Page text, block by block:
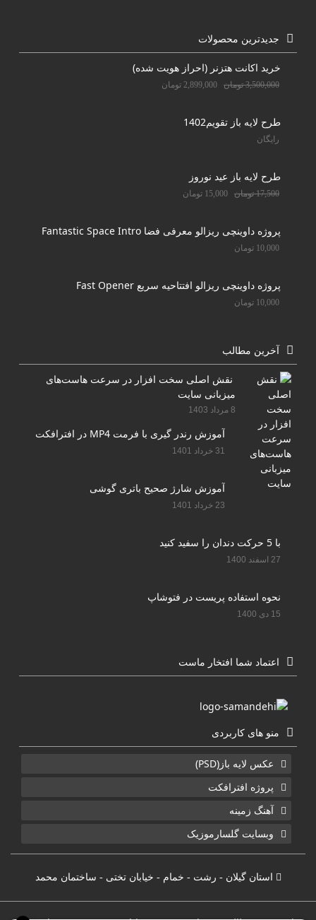
جدیدترین محصولات
خرید اکانت هتزنر (احراز هویت شده)
3,500,000 تومان 2,899,000 تومان
طرح لایه باز تقویم1402
رایگان
طرح لایه باز عید نوروز
17,500 تومان 15,000 تومان
پروژه داوینچی ریزالو معرفی فضا Fantastic Space Intro
10,000 تومان
پروژه داوینچی ریزالو افتتاحیه سریع Fast Opener
10,000 تومان
آخرین مطالب
نقش اصلی سخت افزار در سرعت هاست‌های
میزبانی سایت
8 مرداد 1403
آموزش رندر گیری با فرمت MP4 در افترافکت
31 خرداد 1401
آموزش شارژ صحیح باتری گوشی
23 خرداد 1401
با 5 حرکت دندان را سفید کنید
27 اسفند 1400
نحوه استفاده پریست در فتوشاپ
15 دی 1400
اعتماد شما افتخار ماست
منو های کاربردی
عکس لایه باز(PSD)
پروژه افترافکت
آهنگ زمینه
وبسایت گلسارموزیک
استان گیلان - رشت - خمام - خیابان تختی - ساختمان محمد